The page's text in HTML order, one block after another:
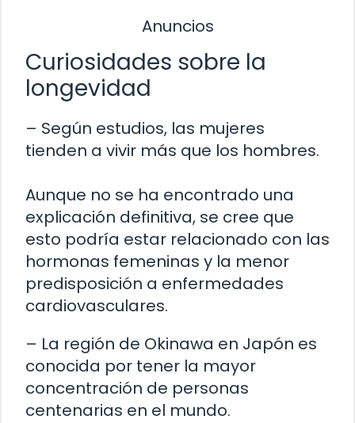
Anuncios
Curiosidades sobre la
longevidad
– Según estudios, las mujeres
tienden a vivir más que los hombres.
Aunque no se ha encontrado una
explicación definitiva, se cree que
esto podría estar relacionado con las
hormonas femeninas y la menor
predisposición a enfermedades
cardiovasculares.
– La región de Okinawa en Japón es
conocida por tener la mayor
concentración de personas
centenarias en el mundo.